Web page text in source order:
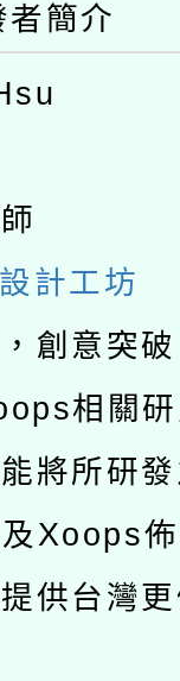
第2次
(無人
動站研
度閱讀
研習
智慧
名單
學軟體
函釋公
請許可
署委託
理「
節水達
系列
景藝術
者簡介
計工坊
創意突
相關
將所研
Xoops
供台灣